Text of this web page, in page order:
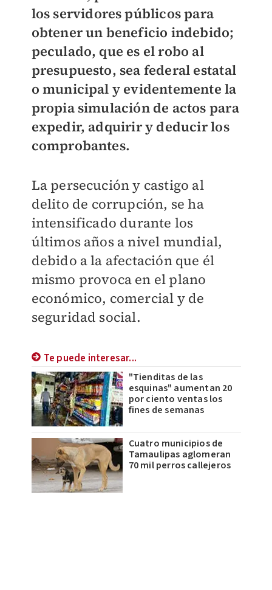
los servidores públicos para
obtener un beneficio indebido;
peculado, que es el robo al
presupuesto, sea federal estatal
o municipal y evidentemente la
propia simulación de actos para
expedir, adquirir y deducir los
comprobantes.
La persecución y castigo al
delito de corrupción, se ha
intensificado durante los
últimos años a nivel mundial,
debido a la afectación que él
mismo provoca en el plano
económico, comercial y de
seguridad social.
Te puede interesar...
"Tienditas de las
esquinas" aumentan 20
por ciento ventas los
fines de semanas
Cuatro municipios de
Tamaulipas aglomeran
70 mil perros callejeros